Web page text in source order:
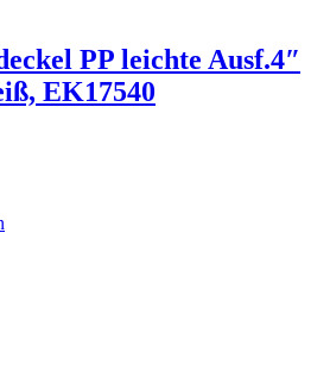
PP leichte Ausf.4″
EK17540